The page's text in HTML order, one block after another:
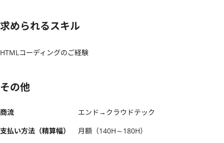
求められるスキル
HTMLコーディングのご経験
その他
商流
エンド→クラウドテック
支払い方法（精算幅）
月額（140H～180H）